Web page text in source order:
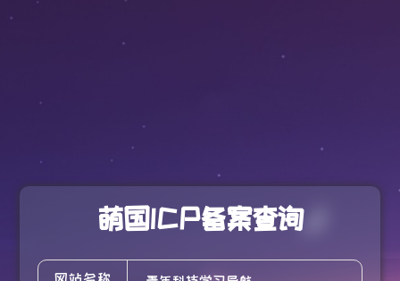
萌国ICP备案查询